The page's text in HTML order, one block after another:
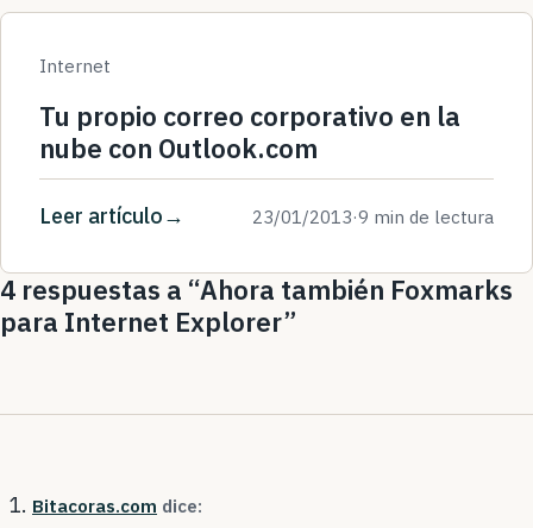
Internet
Tu propio correo corporativo en la
nube con Outlook.com
Leer artículo 23/01/2013·9 min de lectura
4 respuestas a “Ahora también Foxmarks
para Internet Explorer”
Bitacoras.com dice: